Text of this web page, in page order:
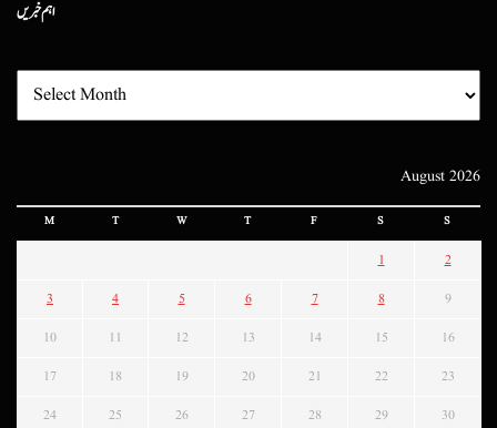
اہم خبریں
August 2026
M T W T F S S
1 2
3 4 5 6 7 8 9
10 11 12 13 14 15 16
17 18 19 20 21 22 23
24 25 26 27 28 29 30